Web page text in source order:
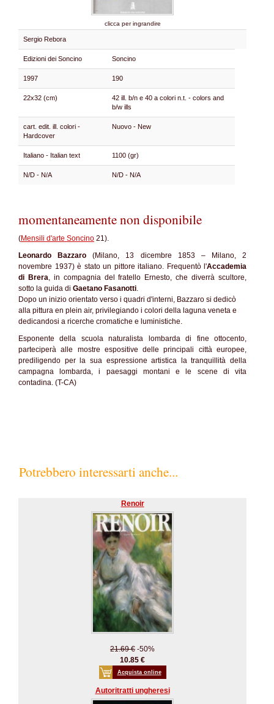
clicca per ingrandire
Sergio Rebora
Edizioni dei Soncino Soncino
1997 190
22x32 (cm)
42 ill. b/n e 40 a colori n.t. - colors and
b/w ills
cart. edit. ill. colori -
Hardcover
Nuovo - New
Italiano - Italian text 1100 (gr)
N/D - N/A N/D - N/A
momentaneamente non disponibile
(Mensili d'arte Soncino 21).
Leonardo Bazzaro (Milano, 13 dicembre 1853 – Milano, 2
novembre 1937) è stato un pittore italiano. Frequentò l'Accademia
di Brera, in compagnia del fratello Ernesto, che diverrà scultore,
sotto la guida di Gaetano Fasanotti.
Dopo un inizio orientato verso i quadri d'interni, Bazzaro si dedicò
alla pittura en plein air, privilegiando i colori della laguna veneta e
dedicandosi a ricerche cromatiche e luministiche.
Esponente della scuola naturalista lombarda di fine ottocento,
parteciperà alle mostre espositive delle principali città europee,
prediligendo per la sua espressione artistica la tranquillità della
campagna lombarda, i paesaggi montani e le scene di vita
contadina. (T-CA)
Potrebbero interessarti anche...
Renoir
21.69 € -50%
10.85 €
Acquista online
Autoritratti ungheresi